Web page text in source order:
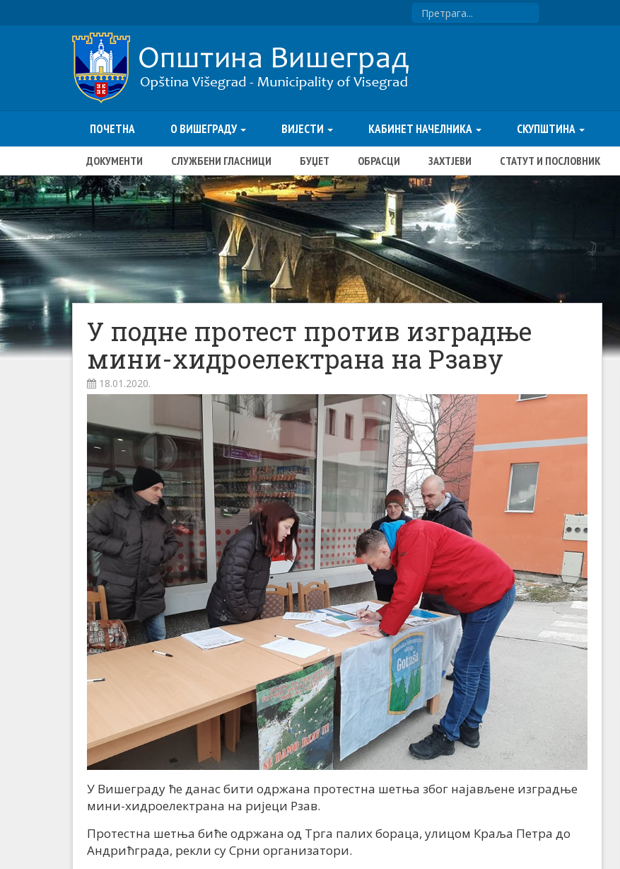
ПОЧЕТНА О ВИШЕГРАДУ ВИЈЕСТИ КАБИНЕТ НАЧЕЛНИКА СКУПШТИНА
ДОКУМЕНТИ СЛУЖБЕНИ ГЛАСНИЦИ БУЏЕТ ОБРАСЦИ ЗАХТЈЕВИ СТАТУТ И ПОСЛОВНИК
У подне протест против изградње
мини-хидроелектрана на Рзаву
18.01.2020.
У Вишеграду ће данас бити одржана протестна шетња због најављене изградње
мини-хидроелектрана на ријеци Рзав.
Протестна шетња биће одржана од Трга палих бораца, улицом Краља Петра до
Андрићграда, рекли су Срни организатори.